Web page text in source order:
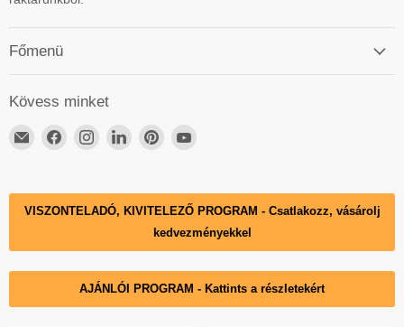
Főmenü
Kövess minket
Email
ElérhetőségünkFacebook
ElérhetőségünkInstagram
ElérhetőségünkLinkedIn
ElérhetőségünkPinterest
VISZONTELADÓ, KIVITELEZŐ PROGRAM - Csatlakozz, vásárolj
kedvezményekkel
AJÁNLÓI PROGRAM - Kattints a részletekért